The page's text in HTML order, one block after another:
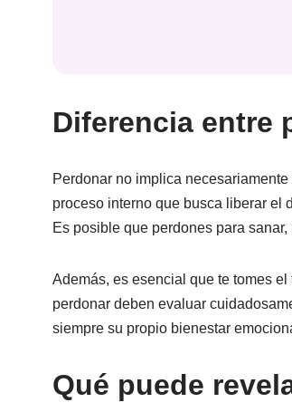
Diferencia entre
Perdonar no implica
proceso interno que busca liberar el
Es posible que perdones para
Además, es esencial que te tomes
perdonar deben evaluar
siempre su propio bienestar
Qué puede